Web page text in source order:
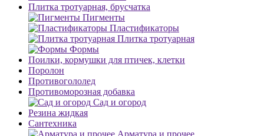
Плитка тротуарная, брусчатка
Пигменты
Пластификаторы
Плитка тротуарная
Формы
Поилки, кормушки для птичек, клетки
Поролон
Противогололед
Противоморозная добавка
Сад и огород
Резина жидкая
Сантехника
Арматура и прочее